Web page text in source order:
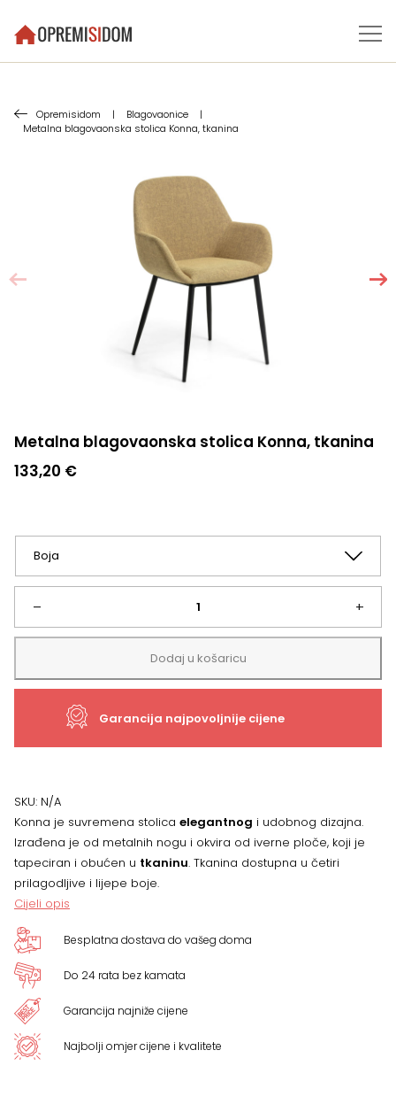
Opremisidom | Blagovaonice
|
Metalna blagovaonska stolica Konna, tkanina
Metalna blagovaonska stolica Konna, tkanina
133,20 €
–
Metalna
blagovaonska
stolica
količina
+
Dodaj u košaricu
Garancija najpovoljnije cijene
SKU: N/A
Konna je suvremena stolica elegantnog i udobnog dizajna.
Izrađena je od metalnih nogu i okvira od iverne ploče, koji je
tapeciran i obućen u tkaninu. Tkanina dostupna u četiri
prilagodljive i lijepe boje.
Cijeli opis
Besplatna dostava do vašeg doma
Do 24 rata bez kamata
Garancija najniže cijene
Najbolji omjer cijene i kvalitete